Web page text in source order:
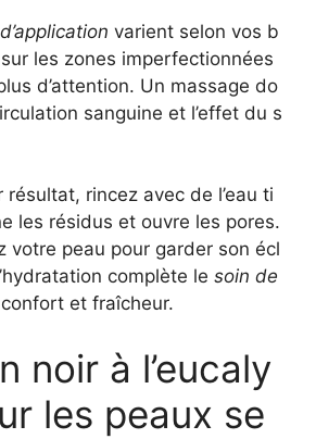
varient selon vos b
les zones imperfectionnées
d’attention. Un massage do
sanguine et l’effet du s
résultat, rincez avec de l’eau ti
les résidus et ouvre les pores.
votre peau pour garder son écl
complète le soin de
et fraîcheur.
noir à l’eucaly
les peaux se